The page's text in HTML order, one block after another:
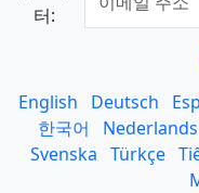
터:
English Deutsch
한국어
Nederlands
Svenska Türkçe